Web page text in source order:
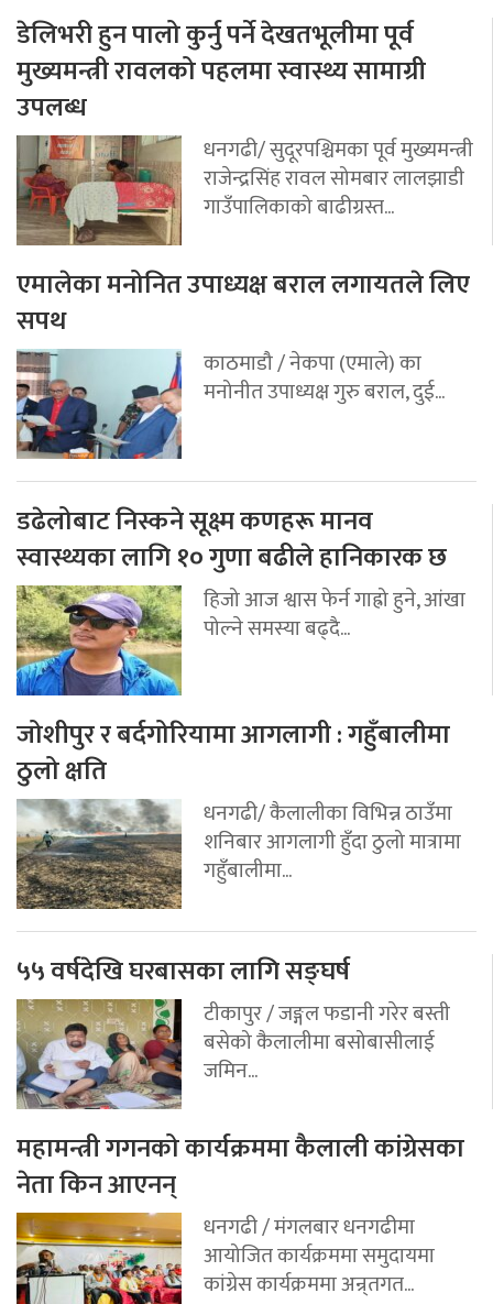
डेलिभरी हुन पालो कुर्नु पर्ने देखतभूलीमा पूर्व
मुख्यमन्त्री रावलको पहलमा स्वास्थ्य सामाग्री
उपलब्ध
धनगढी/ सुदूरपश्चिमका पूर्व मुख्यमन्त्री
राजेन्द्रसिंह रावल सोमबार लालझाडी
गाउँपालिकाको बाढीग्रस्त...
एमालेका मनोनित उपाध्यक्ष बराल लगायतले लिए
सपथ
काठमाडौ / नेकपा (एमाले) का
मनोनीत उपाध्यक्ष गुरु बराल, दुई...
डढेलोबाट निस्कने सूक्ष्म कणहरू मानव
स्वास्थ्यका लागि १० गुणा बढीले हानिकारक छ
हिजो आज श्वास फेर्न गाह्रो हुने, आंखा
पोल्ने समस्या बढ्दै...
जोशीपुर र बर्दगोरियामा आगलागी : गहुँबालीमा
ठुलो क्षति
धनगढी/ कैलालीका विभिन्न ठाउँमा
शनिबार आगलागी हुँदा ठुलो मात्रामा
गहुँबालीमा...
५५ वर्षदेखि घरबासका लागि सङ्घर्ष
टीकापुर / जङ्गल फडानी गरेर बस्ती
बसेको कैलालीमा बसोबासीलाई
जमिन...
महामन्त्री गगनको कार्यक्रममा कैलाली कांग्रेसका
नेता किन आएनन्
धनगढी / मंगलबार धनगढीमा
आयोजित कार्यक्रममा समुदायमा
कांग्रेस कार्यक्रममा अन्र्तगत...